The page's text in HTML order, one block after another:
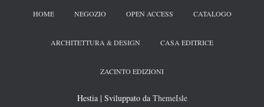
HOME NEGOZIO OPEN ACCESS CATALOGO
ARCHITETTURA & DESIGN CASA EDITRICE
ZACINTO EDIZIONI
Hestia | Sviluppato da ThemeIsle